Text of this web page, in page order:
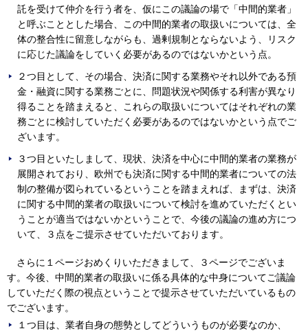
託を受けて仲介を行う者を、仮にこの議論の場で「中間的業者」
と呼ぶこととした場合、この中間的業者の取扱いについては、全
体の整合性に留意しながらも、過剰規制とならないよう、リスク
に応じた議論をしていく必要があるのではないかという点。
２つ目として、その場合、決済に関する業務やそれ以外である預
金・融資に関する業務ごとに、問題状況や関係する利害が異なり
得ることを踏まえると、これらの取扱いについてはそれぞれの業
務ごとに検討していただく必要があるのではないかという点でご
ざいます。
３つ目といたしまして、現状、決済を中心に中間的業者の業務が
展開されており、欧州でも決済に関する中間的業者についての法
制の整備が図られているということを踏まえれば、まずは、決済
に関する中間的業者の取扱いについて検討を進めていただくとい
うことが適当ではないかということで、今後の議論の進め方につ
いて、３点をご提示させていただいております。
さらに１ページおめくりいただきまして、３ページでございま
す。今後、中間的業者の取扱いに係る具体的な中身についてご議論
していただく際の視点ということで提示させていただいているもの
でございます。
１つ目は、業者自身の態勢としてどういうものが必要なのか、